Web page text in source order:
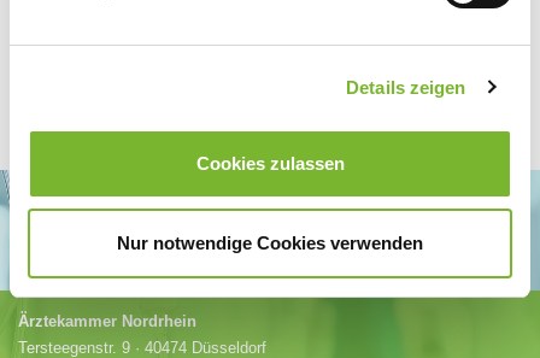
Details zeigen
Cookies zulassen
Nur notwendige Cookies verwenden
Ärztekammer Nordrhein
Tersteegenstr. 9 · 40474 Düsseldorf